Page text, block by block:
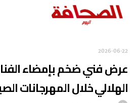
2026-06-22
عرض فني ضخم بإمضاء
الهلالي خلال المهرجانات